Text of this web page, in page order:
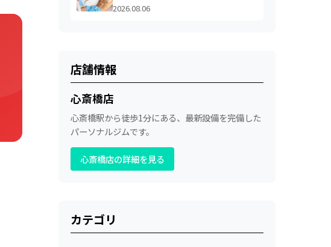
2026.08.06
店舗情報
心斎橋店
心斎橋駅から徒歩1分にある、最新設備を完備した
パーソナルジムです。
心斎橋店の詳細を見る
カテゴリ